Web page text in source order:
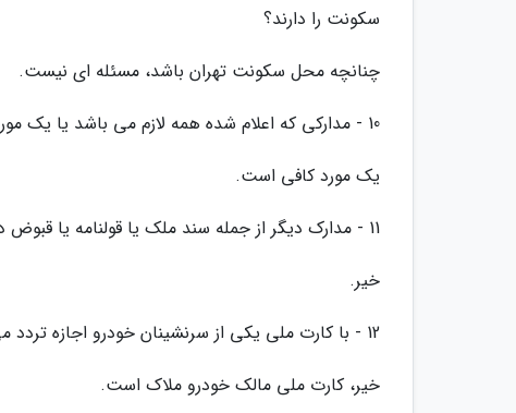
سکونت را دارند؟
چنانچه محل سکونت تهران باشد، مسئله ای نیست.
10 - مدارکی که اعلام شده همه لازم می باشد یا یک مورد هم کافی است؟
یک مورد کافی است.
11 - مدارک دیگر از جمله سند ملک یا قولنامه یا قبوض دلیل بر بومی بودن است یا خیر؟
خیر.
12 - با کارت ملی یکی از سرنشینان خودرو اجازه تردد می دهند؟
خیر، کارت ملی مالک خودرو ملاک است.